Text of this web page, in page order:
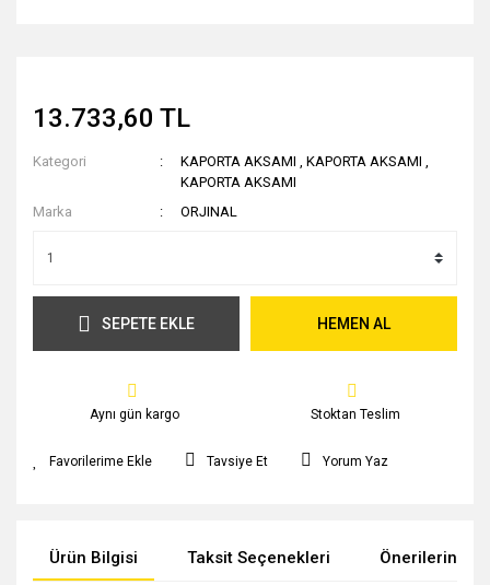
13.733,60 TL
Kategori KAPORTA AKSAMI ,KAPORTA AKSAMI ,
KAPORTA AKSAMI
Marka
ORJINAL
SEPETE EKLE HEMEN AL
Aynı gün kargo Stoktan Teslim
Tavsiye Et Yorum Yaz
Ürün Bilgisi Taksit Seçenekleri Önerileriniz